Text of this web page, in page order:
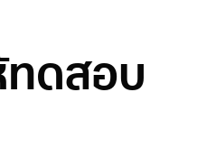
ทดสอบ